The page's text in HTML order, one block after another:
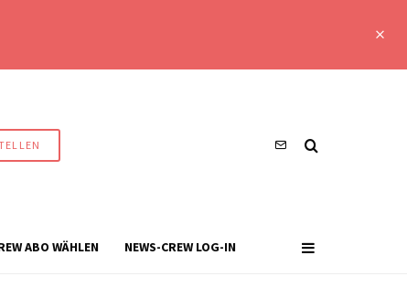
ABO WÄHLEN NEWS-CREW LOG-IN